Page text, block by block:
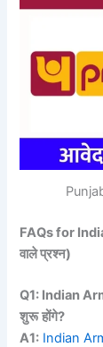
FAQs for
वाले प्रश्न)
Q1: Indian
शुरू होंगे?
A1: Indian